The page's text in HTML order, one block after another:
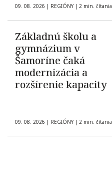
09. 08. 2026 | REGIÓNY | 2 min. čítania
Základnú školu a
gymnázium v
Šamoríne čaká
modernizácia a
rozšírenie kapacity
09. 08. 2026 | REGIÓNY | 2 min. čítania